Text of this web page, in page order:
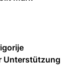
Unterstützung